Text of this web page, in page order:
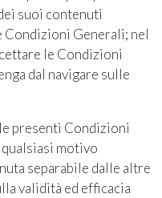
suoi contenuti
Generali; nel
le Condizioni
dal navigare sulle
presenti Condizioni
motivo
separabile dalle altre
validità ed efficacia